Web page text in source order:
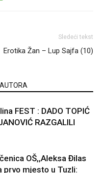
Sledeći tekst
Erotika Žan – Lup Sajfa (10)
FEST : DADO TOPIĆ
RAZGALILI
OŠ,,Aleksa Đilas
prvo mjesto u Tuzli: